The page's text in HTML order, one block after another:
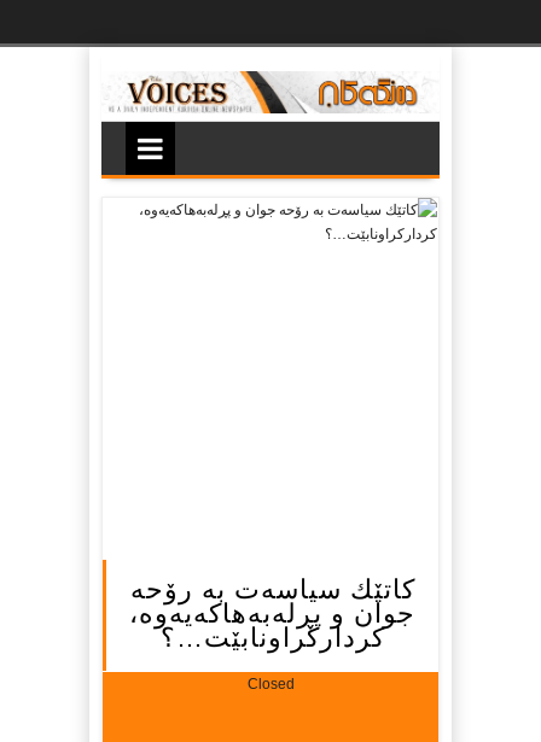
كاتێك سیاسه‌ت به‌ رۆحه‌
جوان و پڕله‌به‌هاكه‌یه‌وه‌،
كرداركراونابێت…؟
Closed